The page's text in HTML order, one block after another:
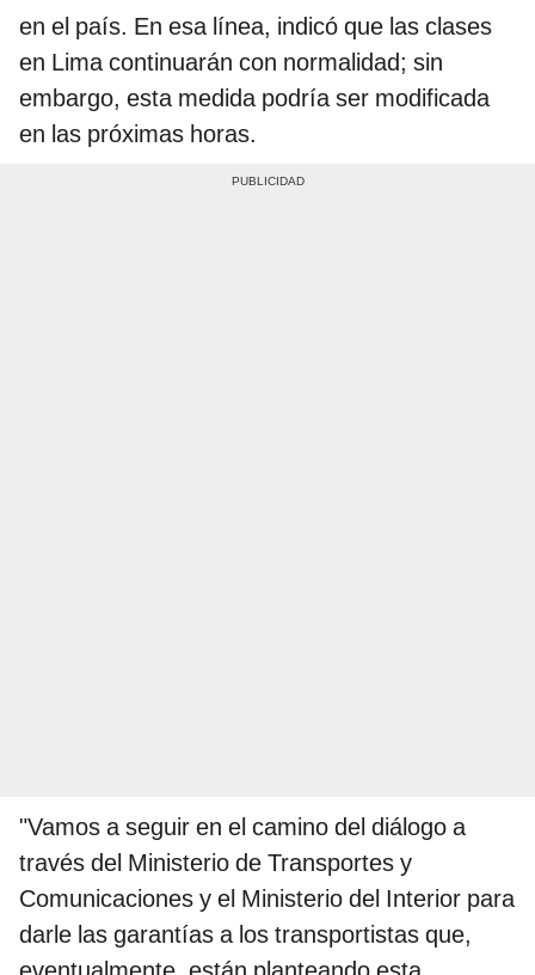
en el país. En esa línea, indicó que las clases
en Lima continuarán con normalidad; sin
embargo, esta medida podría ser modificada
en las próximas horas.
"Vamos a seguir en el camino del diálogo a
través del Ministerio de Transportes y
Comunicaciones y el Ministerio del Interior para
darle las garantías a los transportistas que,